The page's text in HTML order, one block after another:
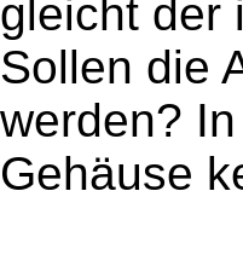
gleicht der
Sollen die
werden?
Gehäuse